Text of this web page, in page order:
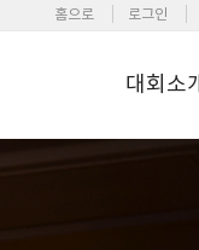
홈으로 로그인
대회소